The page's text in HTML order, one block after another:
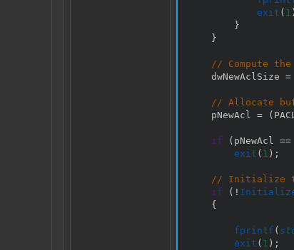
exit ( 1 )
}
}
// Compute
    dwNewAclSize
=
// Allocate
    pNewAcl
= (
if ( pNewAcl ==
exit ( 1 ) ;
// Initialize
if
( !
{
fprintf (
exit ( 1 ) ;